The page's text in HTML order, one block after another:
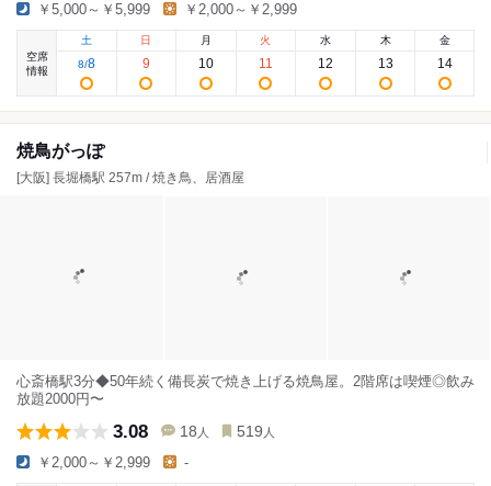
￥5,000～￥5,999 ￥2,000～￥2,999
空席
情報
土
8/8
日
9
月
10
火
11
水
12
木
13
金
14
焼鳥がっぽ
[大阪] 長堀橋駅 257m / 焼き鳥、居酒屋
心斎橋駅3分◆50年続く備長炭で焼き上げる焼鳥屋。2階席は喫煙◎飲み
放題2000円〜
3.08 18 人 519 人
￥2,000～￥2,999 -